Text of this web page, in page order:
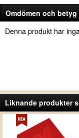
Omdömen och betyg
Denna produkt har
Liknande produkter